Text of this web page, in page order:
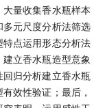
量收集香水瓶样本
元尺度分析法筛选
点运用形态分析法
立香水瓶造型意象
归分析建立香水瓶
效性验证；最后，